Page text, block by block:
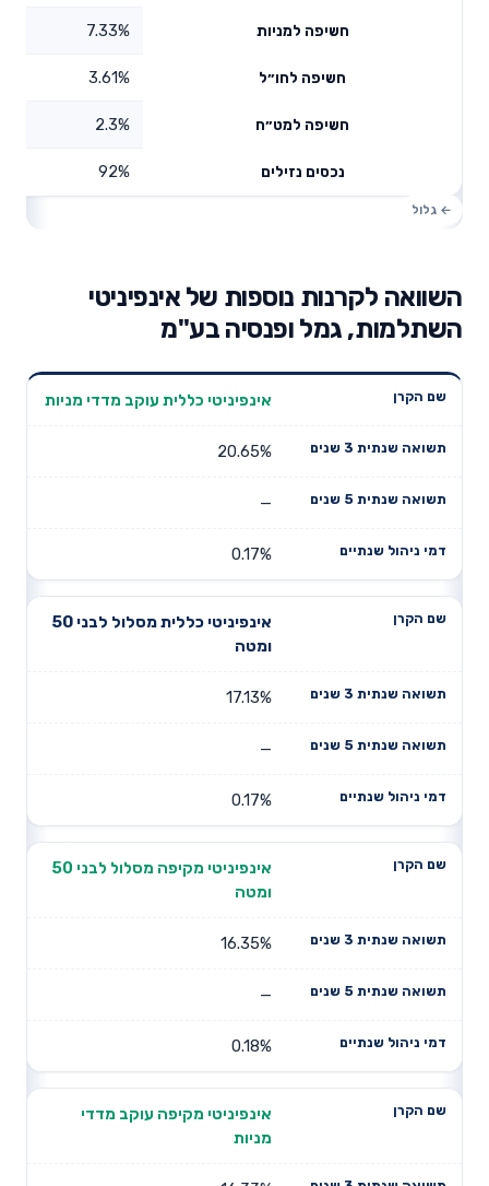
חשיפה למניות 7.33%
חשיפה לחו״ל 3.61%
חשיפה למט״ח 2.3%
נכסים נזילים 92%
השוואה לקרנות נוספות של אינפיניטי
השתלמות, גמל ופנסיה בע"מ
שנים
תשואה
דמי ניהול
אינפיניטי כללית עוקב מדדי מניות
20.65%
—
0.17%
אינפיניטי כללית מסלול לבני 50
ומטה
17.13%
—
0.17%
אינפיניטי מקיפה מסלול לבני 50
ומטה
16.35%
—
0.18%
אינפיניטי מקיפה עוקב מדדי
מניות